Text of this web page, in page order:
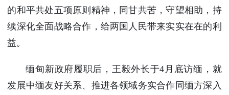
的和平共处五项原则精神，同甘共苦，守望相助，持
续深化全面战略合作，给两国人民带来实实在在的利
益。
缅甸新政府履职后，王毅外长于4月底访缅，就
发展中缅友好关系、推进各领域务实合作同缅方深入